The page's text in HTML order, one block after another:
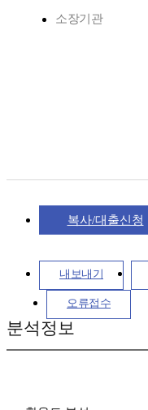
소장기관
복사/대출신청
내보내기
오류접수
분석정보